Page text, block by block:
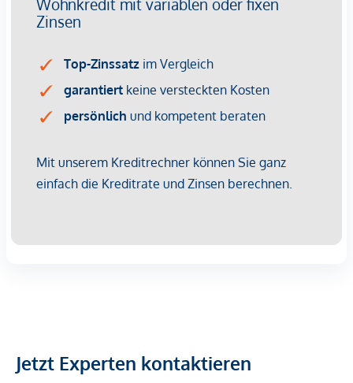
bekannt.
von EUR 337.000,- bis EUR 916.000,- netto zzgl. 20% USt.
Provisionsfrei für den Käufer!
Fertigstellung: bereits erfolgt
Bei diesem Angebot handelt es sich um eine
Vorsorgewohnung, die zu Vermietungszwecken erworben
Jetzt Experten kontaktieren